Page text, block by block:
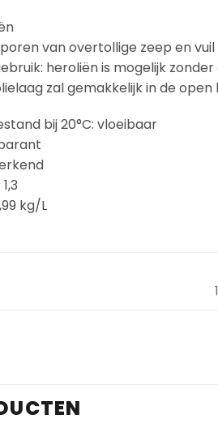
van overtollige zeep en
heroliën is mogelijk
zal gemakkelijk in de
bij 20°C: vloeibaar
kg/L